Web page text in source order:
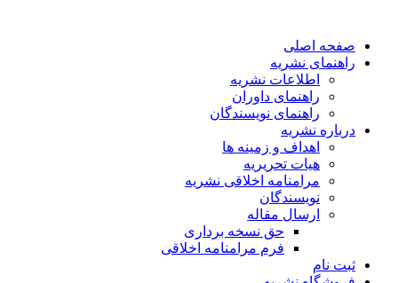
صفحه اصلی
راهنمای نشریه
اطلاعات نشریه
راهنمای داوران
راهنمای نویسندگان
درباره نشریه
اهداف و زمینه ها
هیات تحریریه
مرامنامه اخلاقی نشریه
نویسندگان
ارسال مقاله
حق نسخه برداری
فرم مرامنامه اخلاقی
ثبت نام